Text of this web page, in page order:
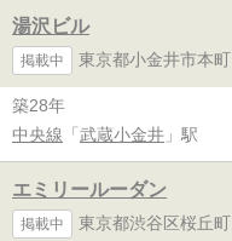
湯沢ビル
掲載中 東京都小金井市本町
築28年
中央線 「 武蔵小金井 」駅
エミリールーダン
掲載中 東京都渋谷区桜丘町